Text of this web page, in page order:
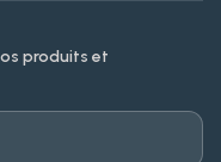
produits et